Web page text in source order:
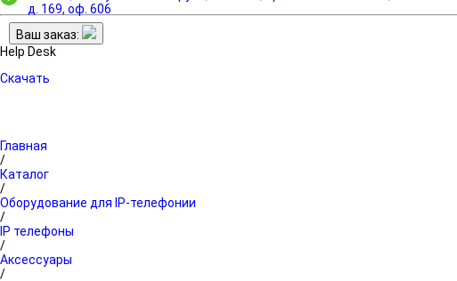
д. 169, оф. 606
Ваш заказ:
Help Desk
Скачать
Главная
/
Каталог
/
Оборудование для IP-телефонии
/
IP телефоны
/
Аксессуары
/